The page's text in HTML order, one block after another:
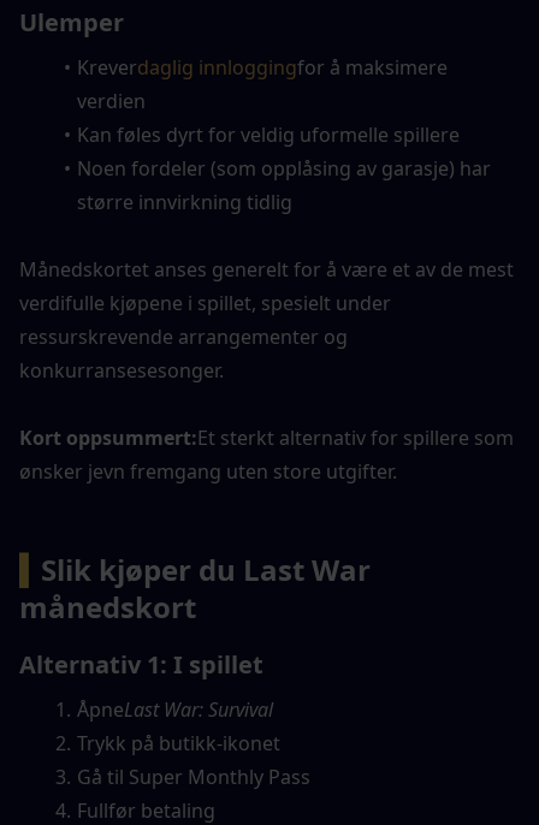
Ulemper
Kreverdaglig innloggingfor å maksimere
verdien
Kan føles dyrt for veldig uformelle spillere
Noen fordeler (som opplåsing av garasje) har
større innvirkning tidlig
Månedskortet anses generelt for å være et av de mest
verdifulle kjøpene i spillet, spesielt under
ressurskrevende arrangementer og
konkurransesesonger.
Kort oppsummert:Et sterkt alternativ for spillere som
ønsker jevn fremgang uten store utgifter.
Slik kjøper du Last War
månedskort
Alternativ 1: I spillet
ÅpneLast War: Survival
Trykk på butikk-ikonet
Gå til Super Monthly Pass
Fullfør betaling